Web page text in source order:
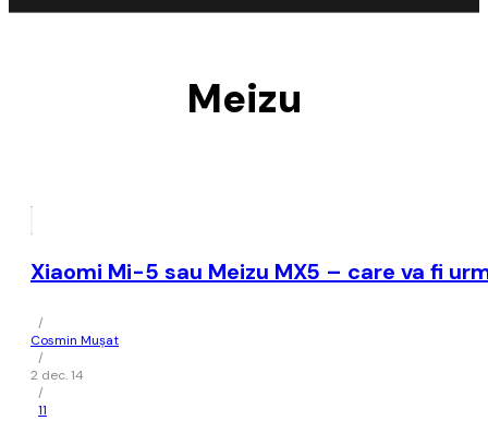
Meizu
Xiaomi Mi-5 sau Meizu MX5 – care va fi
/
Cosmin Mușat
/
2 dec. 14
/
11